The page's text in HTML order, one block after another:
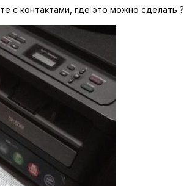
с контактами, где это можно сделать ?